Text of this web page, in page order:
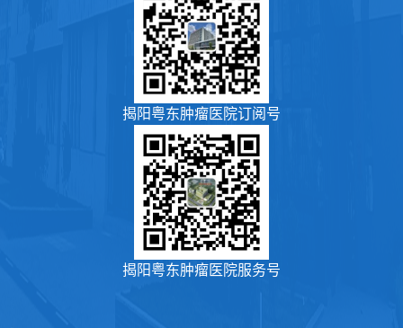
揭阳粤东肿瘤医院订阅号
揭阳粤东肿瘤医院服务号